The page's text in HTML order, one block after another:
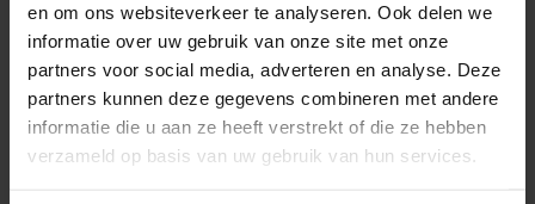
en om ons websiteverkeer te analyseren. Ook delen we
informatie over uw gebruik van onze site met onze
partners voor social media, adverteren en analyse. Deze
partners kunnen deze gegevens combineren met andere
informatie die u aan ze heeft verstrekt of die ze hebben
verzameld op basis van uw gebruik van hun services.
Deze armaturen zijn in de volgende afmetingen te
verkrijgen:
224 x 160 x 100
280 x 200 x 125